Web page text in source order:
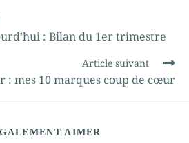
: Bilan du 1er trimestre
Article suivant
mes 10 marques coup de cœur
AIMER